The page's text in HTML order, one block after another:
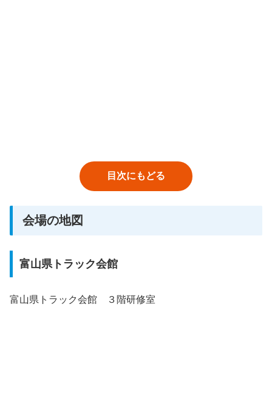
目次にもどる
会場の地図
富山県トラック会館
富山県トラック会館 ３階研修室